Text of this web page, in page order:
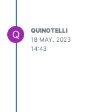
Q
QUINOTELLI
18 MAY. 2023
14:43